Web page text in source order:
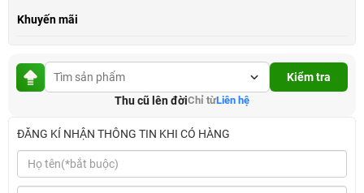
Khuyến mãi
Kiểm tra
Thu cũ lên đờiChỉ từLiên hệ
ĐĂNG KÍ NHẬN THÔNG TIN KHI CÓ HÀNG